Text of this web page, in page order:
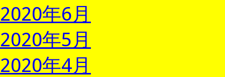
2020年6月
2020年5月
2020年4月